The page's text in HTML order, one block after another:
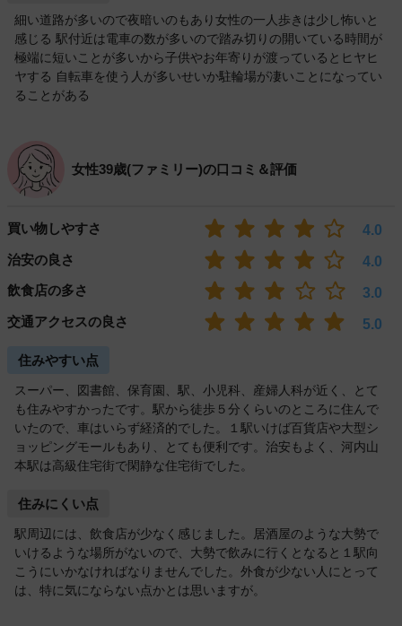
細い道路が多いので夜暗いのもあり女性の一人歩きは少し怖いと
感じる 駅付近は電車の数が多いので踏み切りの開いている時間が
極端に短いことが多いから子供やお年寄りが渡っているとヒヤヒ
ヤする 自転車を使う人が多いせいか駐輪場が凄いことになってい
ることがある
女性39歳(ファミリー)の口コミ＆評価
買い物しやすさ
4.0
治安の良さ
4.0
飲食店の多さ
3.0
交通アクセスの良さ
5.0
住みやすい点
スーパー、図書館、保育園、駅、小児科、産婦人科が近く、とて
も住みやすかったです。駅から徒歩５分くらいのところに住んで
いたので、車はいらず経済的でした。１駅いけば百貨店や大型シ
ョッピングモールもあり、とても便利です。治安もよく、河内山
本駅は高級住宅街で閑静な住宅街でした。
住みにくい点
駅周辺には、飲食店が少なく感じました。居酒屋のような大勢で
いけるような場所がないので、大勢で飲みに行くとなると１駅向
こうにいかなければなりませんでした。外食が少ない人にとって
は、特に気にならない点かとは思いますが。